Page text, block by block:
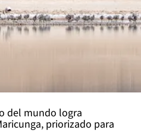
del mundo logra
priorizado para